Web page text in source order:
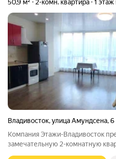
50,9 м² 2-комн. квартира 1 этаж
Владивосток,улица Амундсена,6
Компания Этажи-Владивосток
замечательную 2-комнатную